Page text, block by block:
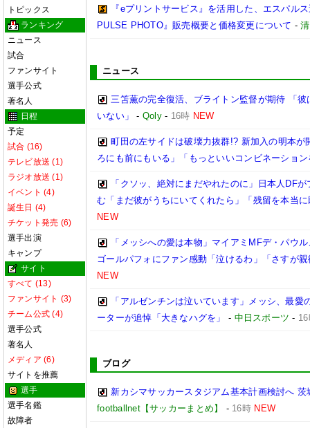
トピックス
ランキング
ニュース
試合
ファンサイト
選手公式
著名人
日程
予定
試合 (16)
テレビ放送 (1)
ラジオ放送 (1)
イベント (4)
誕生日 (4)
チケット発売 (6)
選手出演
キャンプ
サイト
すべて (13)
ファンサイト (3)
チーム公式 (4)
選手公式
著名人
メディア (6)
サイトを推薦
選手
選手名鑑
故障者
『eプリントサービス』を活用した、エスパル
PULSE PHOTO』販売概要と価格変更について -
ニュース
三笘薫の完全復活、ブライトン監督が期待 「
いない」
- Qoly- 16時 NEW
町田の左サイドは破壊力抜群!? 新加入の明本
ろにも前にもいる」「もっといいコンビネーショ
「クソッ、絶対にまだやれたのに」日本人DF
む「まだ彼がうちにいてくれたら」「残留を本当
NEW
「メッシへの愛は本物」マイアミMFデ・パウ
ゴールパフォにファン感動「泣けるわ」「さすが
NEW
「アルゼンチンは泣いています」メッシ、最
ーターが追悼「大きなハグを」
- 中日スポーツ -
ブログ
新カシマサッカースタジアム基本計画検討へ
footballnet【サッカーまとめ】
- 16時 NEW